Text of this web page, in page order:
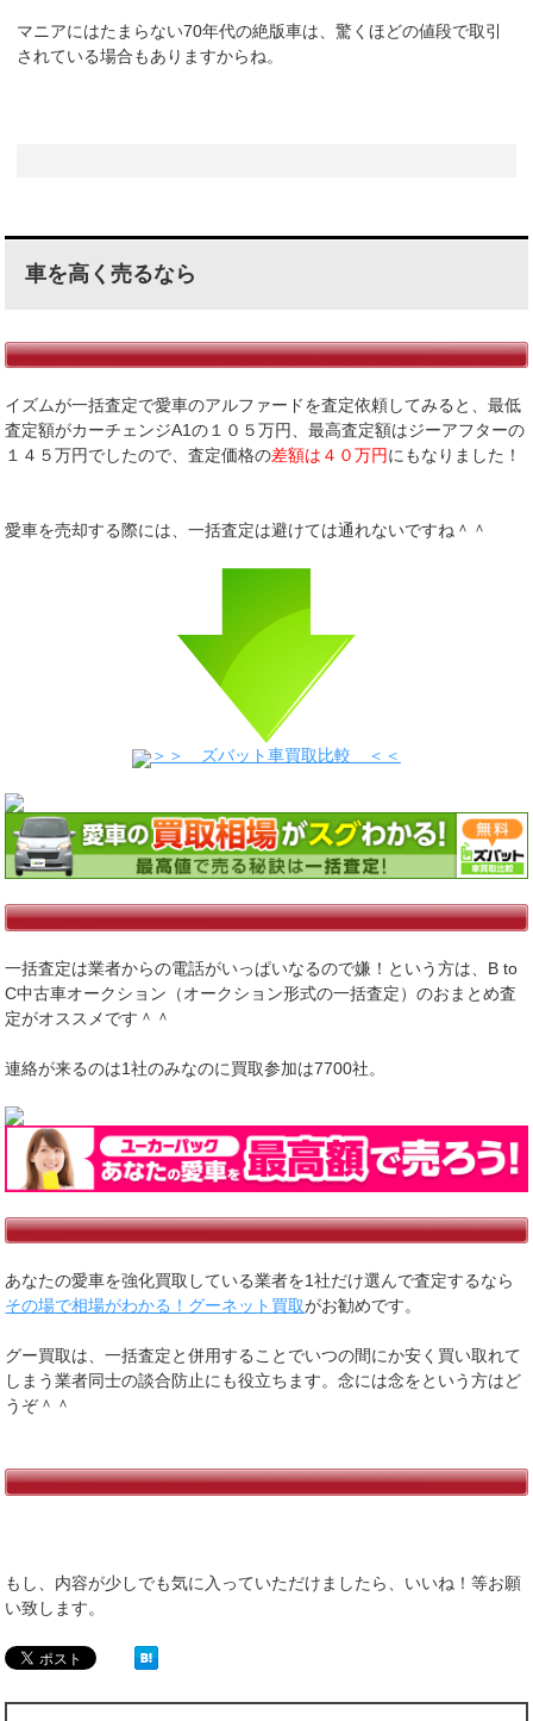
マニアにはたまらない70年代の絶版車は、驚くほどの値段で取引
されている場合もありますからね。
車を高く売るなら
イズムが一括査定で愛車のアルファードを査定依頼してみると、最低
査定額がカーチェンジA1の１０５万円、最高査定額はジーアフターの
１４５万円でしたので、査定価格の差額は４０万円にもなりました！
愛車を売却する際には、一括査定は避けては通れないですね＾＾
＞＞ ズバット車買取比較 ＜＜
一括査定は業者からの電話がいっぱいなるので嫌！という方は、B to
C中古車オークション（オークション形式の一括査定）のおまとめ査
定がオススメです＾＾
連絡が来るのは1社のみなのに買取参加は7700社。
あなたの愛車を強化買取している業者を1社だけ選んで査定するなら
その場で相場がわかる！グーネット買取がお勧めです。
グー買取は、一括査定と併用することでいつの間にか安く買い取れて
しまう業者同士の談合防止にも役立ちます。念には念をという方はど
うぞ＾＾
もし、内容が少しでも気に入っていただけましたら、いいね！等お願
い致します。